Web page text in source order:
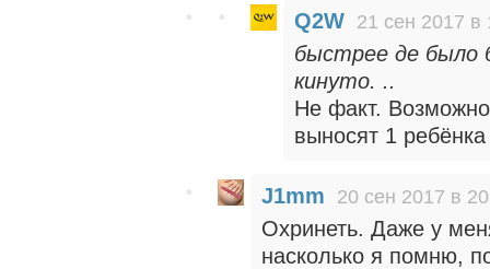
Q2W 21 сен 2017 в
быстрее де было
кинуто. ..
Не факт.
выносят 1
J1mm 20 сен 2017 в
Охринеть. Даже у
насколько я помню,